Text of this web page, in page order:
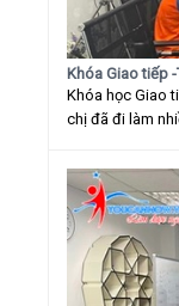
Khóa Giao tiếp
Khóa học Giao
chị đã đi làm